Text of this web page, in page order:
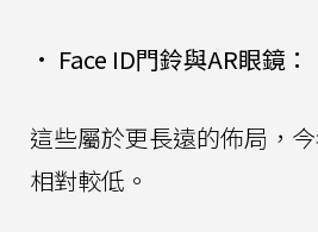
• Face ID門鈴與AR眼鏡：
這些屬於更長遠的佈局，
相對較低。